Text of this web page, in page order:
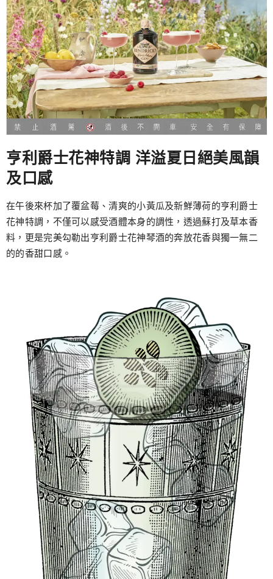
亨利爵士花神特調 洋溢夏日絕美風韻
及口感
在午後來杯加了覆盆莓、清爽的小黃瓜及新鮮薄荷的亨利爵士
花神特調，不僅可以感受酒體本身的調性，透過蘇打及草本香
料，更是完美勾勒出亨利爵士花神琴酒的奔放花香與獨一無二
的的香甜口感。